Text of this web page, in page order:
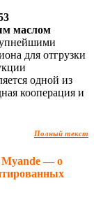
маслом
для отгрузки
одной из
кооперация и
Полный текст
Myande — о